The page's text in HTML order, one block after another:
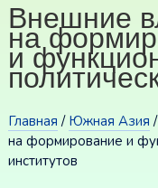
Внешние
на
и
Главная / Южная Азия /
на формирование и
институтов